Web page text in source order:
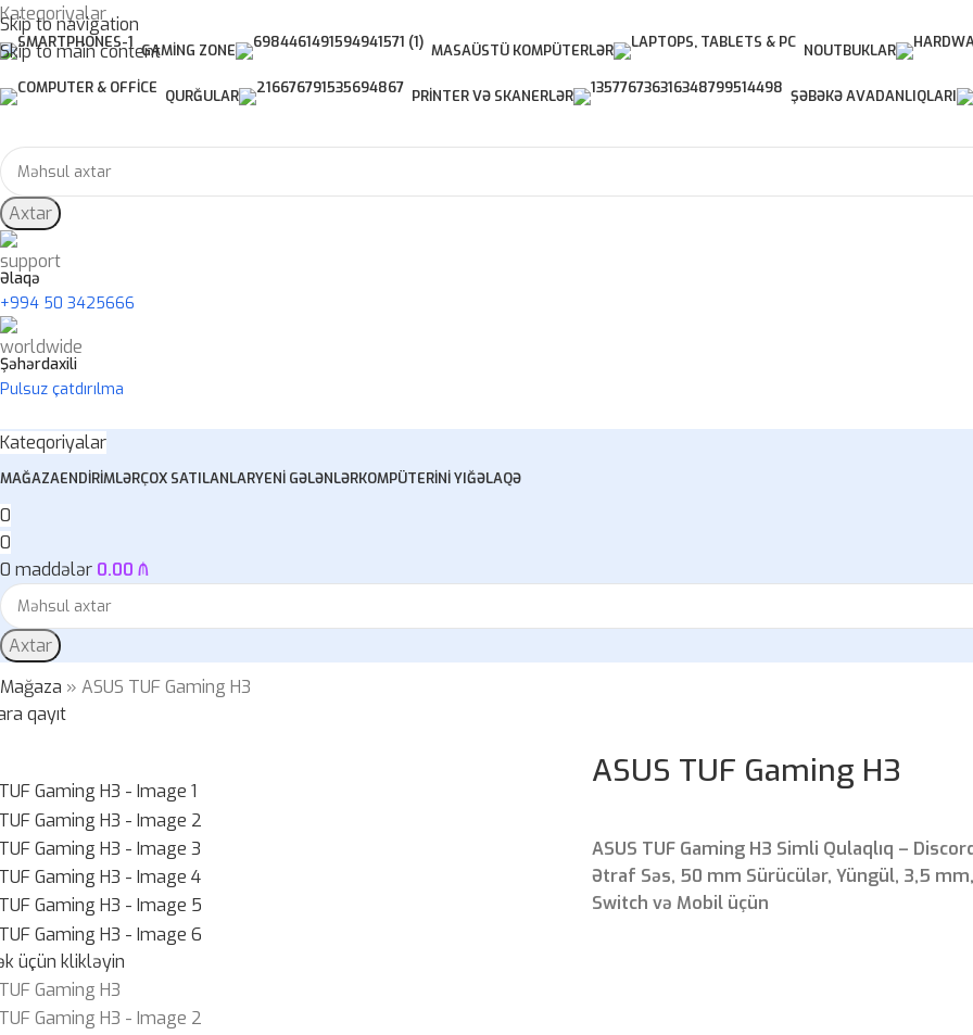
Skip to navigation
Skip to main content
Kateqoriyalar
GAMING ZONE MASAÜSTÜ KOMPÜTERLƏR NOUTBUKLAR
QURĞULAR PRINTER VƏ SKANERLƏR ŞƏBƏKƏ AVADANLIQLARI
Axtar
Əlaqə
+994 50 3425666
Şəhərdaxili
Pulsuz çatdırılma
Kateqoriyalar
MAĞAZAENDIRIMLƏRÇOX SATILANLARYENI GƏLƏNLƏRKOMPÜTERINI YIĞƏLAQƏ
0
0
0 maddələr 0.00 ₼
Axtar
Mağaza »ASUS TUF Gaming H3
qayıt
üçün klikləyin
ASUS TUF Gaming H3
ASUS TUF Gaming H3 Simli Qulaqlıq –
Ətraf Səs, 50 mm Sürücülər, Yüngül, 3,5 mm,
Switch və Mobil üçün